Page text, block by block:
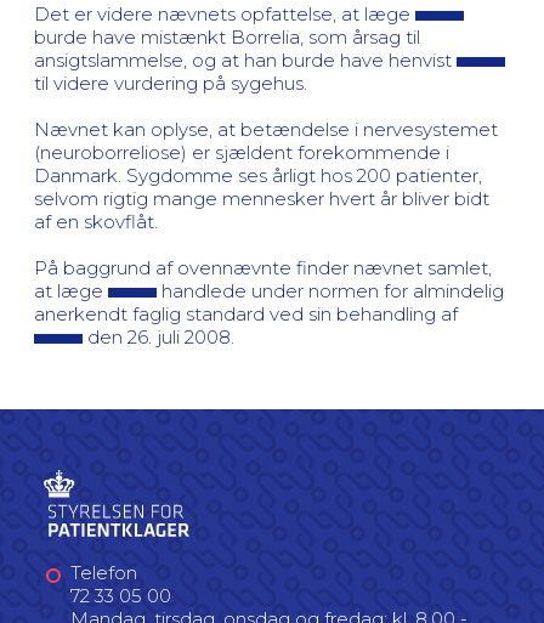
Det er videre nævnets opfattelse, at læge
burde have mistænkt Borrelia, som årsag til
ansigtslammelse, og at han burde have henvist
til videre vurdering på sygehus.
Nævnet kan oplyse, at betændelse i nervesystemet
(neuroborreliose) er sjældent forekommende i
Danmark. Sygdomme ses årligt hos 200 patienter,
selvom rigtig mange mennesker hvert år bliver bidt
af en skovflåt.
På baggrund af ovennævnte finder nævnet samlet,
at læge
handlede under normen for almindelig
anerkendt faglig standard ved sin behandling af
den 26. juli 2008.
Telefon
72 33 05 00
Mandag, tirsdag, onsdag og fredag: kl. 8.00 -